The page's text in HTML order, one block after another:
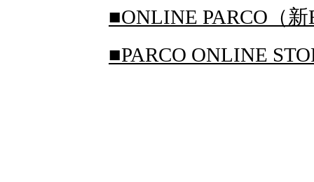
■ONLINE PARCO（新
■PARCO ONLINE